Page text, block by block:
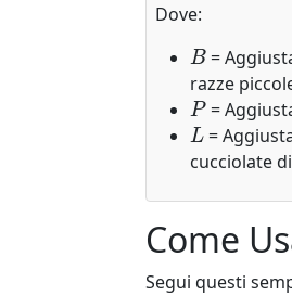
Dove:
B
=
razze
P
=
L
=
cucciolate
Come
Segui questi